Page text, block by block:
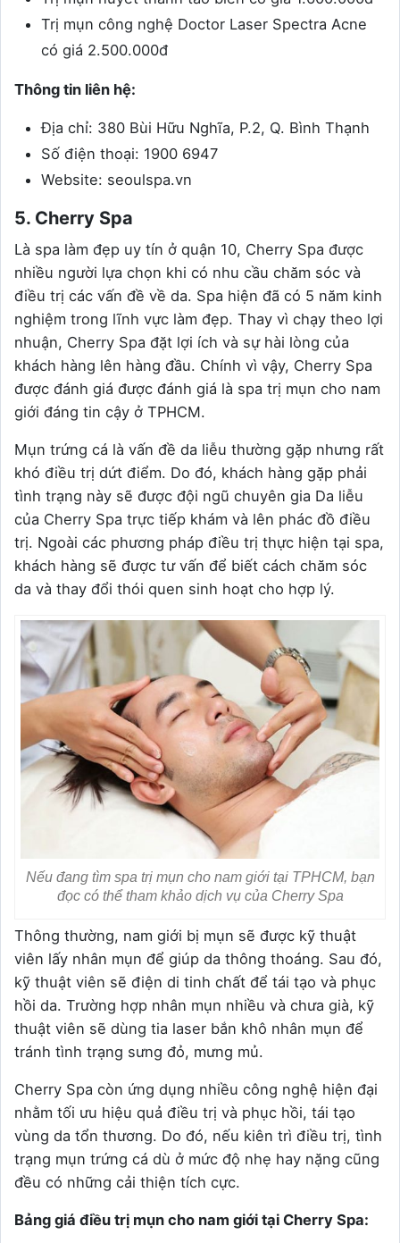
Trị mụn công nghệ Doctor Laser Spectra Acne
có giá 2.500.000đ
Thông tin liên hệ:
Địa chỉ: 380 Bùi Hữu Nghĩa, P.2, Q. Bình Thạnh
Số điện thoại: 1900 6947
Website: seoulspa.vn
5. Cherry Spa
Là spa làm đẹp uy tín ở quận 10, Cherry Spa được
nhiều người lựa chọn khi có nhu cầu chăm sóc và
điều trị các vấn đề về da. Spa hiện đã có 5 năm kinh
nghiệm trong lĩnh vực làm đẹp. Thay vì chạy theo lợi
nhuận, Cherry Spa đặt lợi ích và sự hài lòng của
khách hàng lên hàng đầu. Chính vì vậy, Cherry Spa
được đánh giá được đánh giá là spa trị mụn cho nam
giới đáng tin cậy ở TPHCM.
Mụn trứng cá là vấn đề da liễu thường gặp nhưng rất
khó điều trị dứt điểm. Do đó, khách hàng gặp phải
tình trạng này sẽ được đội ngũ chuyên gia Da liễu
của Cherry Spa trực tiếp khám và lên phác đồ điều
trị. Ngoài các phương pháp điều trị thực hiện tại spa,
khách hàng sẽ được tư vấn để biết cách chăm sóc
da và thay đổi thói quen sinh hoạt cho hợp lý.
Nếu đang tìm spa trị mụn cho nam giới tại TPHCM, bạn
đọc có thể tham khảo dịch vụ của Cherry Spa
Thông thường, nam giới bị mụn sẽ được kỹ thuật
viên lấy nhân mụn để giúp da thông thoáng. Sau đó,
kỹ thuật viên sẽ điện di tinh chất để tái tạo và phục
hồi da. Trường hợp nhân mụn nhiều và chưa già, kỹ
thuật viên sẽ dùng tia laser bắn khô nhân mụn để
tránh tình trạng sưng đỏ, mưng mủ.
Cherry Spa còn ứng dụng nhiều công nghệ hiện đại
nhằm tối ưu hiệu quả điều trị và phục hồi, tái tạo
vùng da tổn thương. Do đó, nếu kiên trì điều trị, tình
trạng mụn trứng cá dù ở mức độ nhẹ hay nặng cũng
đều có những cải thiện tích cực.
Bảng giá điều trị mụn cho nam giới tại Cherry Spa: